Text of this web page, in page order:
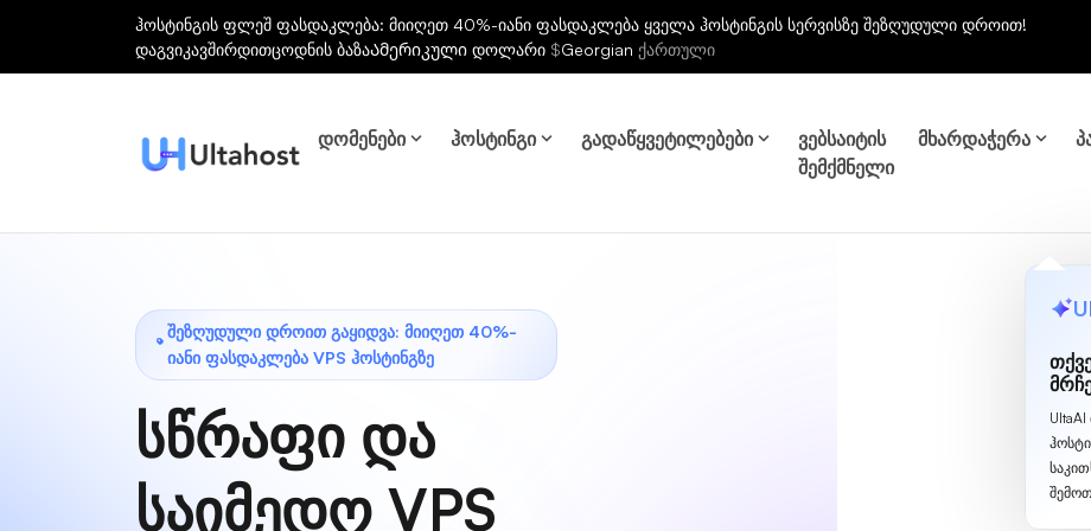
ჰოსტინგის ფლეშ ფასდაკლება: მიიღეთ 40%-იანი ფასდაკლება ყველა ჰოსტინგის სერვისზე შეზღუდული დროით!
დაგვიკავშირდითცოდნის ბაზაᲐმერიკული დოლარი $Georgian ქართული
დომენები ჰოსტინგი გადაწყვეტილებები
ვებსაიტის
შემქმნელი
მხარდაჭერა
ᲨᲔᲖᲦᲣᲓᲣᲚᲘ ᲓᲠᲝᲘᲗ ᲒᲐᲧᲘᲓᲕᲐ: ᲛᲘᲘᲦᲔᲗ 40%-
ᲘᲐᲜᲘ ᲤᲐᲡᲓᲐᲙᲚᲔᲑᲐ VPS ᲰᲝᲡᲢᲘᲜᲒᲖᲔ
სწრაფი და
საიმედო VPS